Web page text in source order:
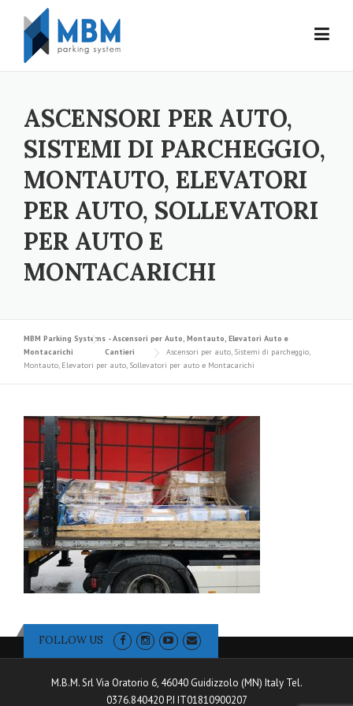
Skip to content
ASCENSORI PER AUTO,
SISTEMI DI PARCHEGGIO,
MONTAUTO, ELEVATORI
PER AUTO, SOLLEVATORI
PER AUTO E
MONTACARICHI
MBM Parking Systems - Ascensori per Auto, Montauto, Elevatori Auto e
Montacarichi
Cantieri
Ascensori per auto, Sistemi di parcheggio,
Montauto, Elevatori per auto, Sollevatori per auto e Montacarichi
FOLLOW US
M.B.M. Srl Via Oratorio 6, 46040 Guidizzolo (MN) Italy Tel.
0376.840420 P.I IT01810900207